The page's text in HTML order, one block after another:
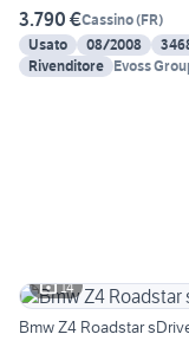
3.790 €Cassino(FR)
Usato
08/2008
Rivenditore Evoss
14
Bmw Z4 Roadstar